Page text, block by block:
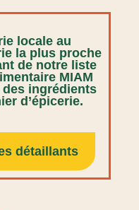
locale au
la plus proche
de notre liste
MIAM
ingrédients
d’épicerie.
détaillants